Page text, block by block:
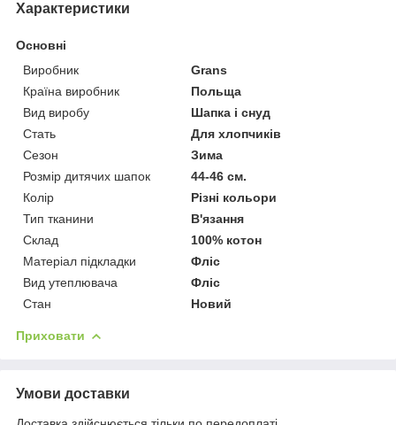
Характеристики
Основні
Виробник
Grans
Країна виробник
Польща
Вид виробу
Шапка і снуд
Стать
Для хлопчиків
Сезон
Зима
Розмір дитячих шапок
44-46 см.
Колір
Різні кольори
Тип тканини
В'язання
Склад
100% котон
Матеріал підкладки
Фліс
Вид утеплювача
Фліс
Стан
Новий
Приховати
Умови доставки